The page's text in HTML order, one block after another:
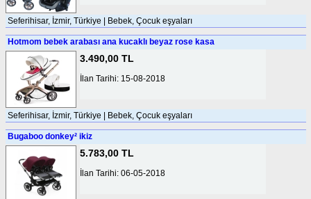
Seferihisar, İzmir, Türkiye | Bebek, Çocuk eşyaları
Hotmom bebek arabası ana kucaklı beyaz rose kasa
3.490,00 TL
İlan Tarihi: 15-08-2018
Seferihisar, İzmir, Türkiye | Bebek, Çocuk eşyaları
Bugaboo donkey² ikiz
5.783,00 TL
İlan Tarihi: 06-05-2018